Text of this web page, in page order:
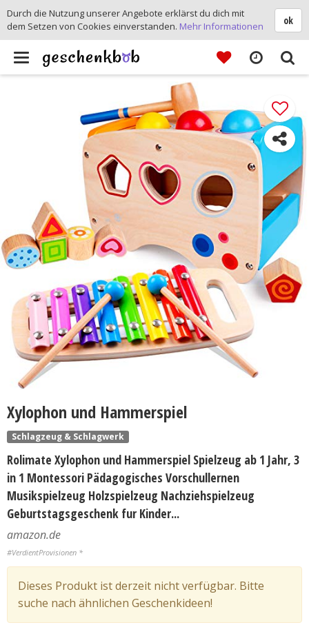
Toggle
Xylophon und Hammerspiel
Schlagzeug & Schlagwerk
Rolimate Xylophon und Hammerspiel Spielzeug ab 1 Jahr, 3
in 1 Montessori Pädagogisches Vorschullernen
Musikspielzeug Holzspielzeug Nachziehspielzeug
Geburtstagsgeschenk fur Kinder...
amazon.de
#VerdientProvisionen *
Dieses Produkt ist derzeit nicht verfügbar. Bitte
suche nach ähnlichen Geschenkideen!
ok
Durch die Nutzung unserer Angebote erklärst du dich mit
dem Setzen von Cookies einverstanden. Mehr Informationen